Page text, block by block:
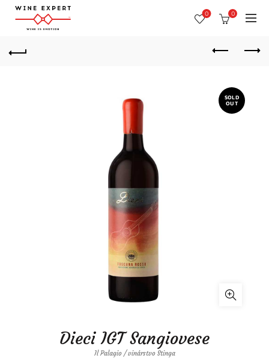
0 0
SOLD
OUT
Dieci IGT Sangiovese
Il Palagio / vinárstvo Stinga